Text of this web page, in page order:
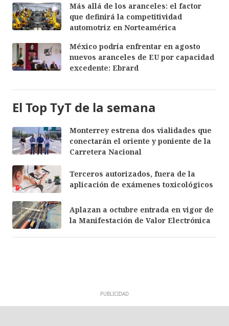
Más allá de los aranceles: el factor
que definirá la competitividad
automotriz en Norteamérica
México podría enfrentar en agosto
nuevos aranceles de EU por capacidad
excedente: Ebrard
El Top TyT de la semana
Monterrey estrena dos vialidades que
conectarán el oriente y poniente de la
Carretera Nacional
Terceros autorizados, fuera de la
aplicación de exámenes toxicológicos
Aplazan a octubre entrada en vigor de
la Manifestación de Valor Electrónica
PUBLICIDAD